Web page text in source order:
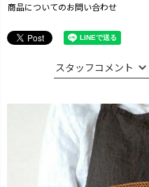
商品についてのお問い合わせ
スタッフコメント